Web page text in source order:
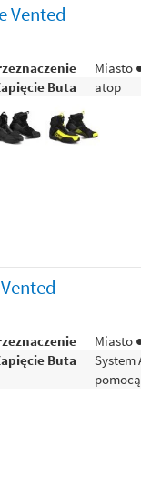
Vented
Miasto
Buta
atop
Miasto
Buta
System